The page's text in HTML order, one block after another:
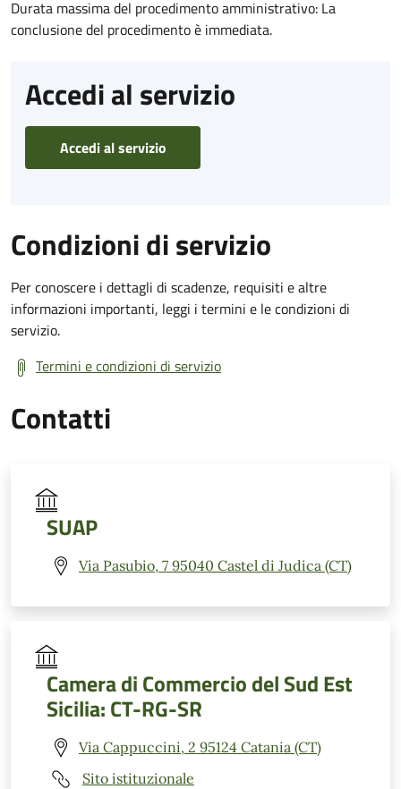
Durata massima del procedimento amministrativo: La
conclusione del procedimento è immediata.
Accedi al servizio
Accedi al servizio
Condizioni di servizio
Per conoscere i dettagli di scadenze, requisiti e altre
informazioni importanti, leggi i termini e le condizioni di
servizio.
Termini e condizioni di servizio
Contatti
SUAP
Via Pasubio, 7 95040 Castel di Judica (CT)
Camera di Commercio del Sud Est
Sicilia: CT-RG-SR
Via Cappuccini, 2 95124 Catania (CT)
Sito istituzionale